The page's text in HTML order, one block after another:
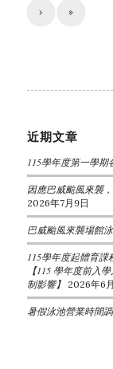
› »
近期文章
115學年度第一學
因應巴威颱風來襲
2026年7月9日
巴威颱風來襲場館
115學年度起體育課
【115 學年度前入
制影響】 2026年6
暑假泳池營業時間